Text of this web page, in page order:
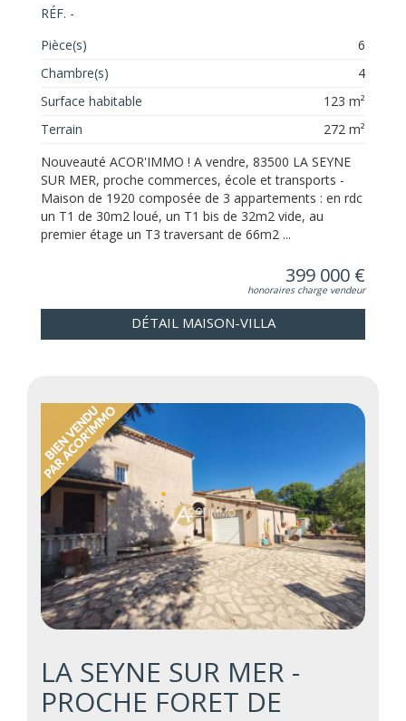
RÉF. -
Pièce(s)
6
Chambre(s)
4
Surface habitable
123 m²
Terrain
272 m²
Nouveauté ACOR'IMMO ! A vendre, 83500 LA SEYNE
SUR MER, proche commerces, école et transports -
Maison de 1920 composée de 3 appartements : en rdc
un T1 de 30m2 loué, un T1 bis de 32m2 vide, au
premier étage un T3 traversant de 66m2 ...
399 000 €
honoraires charge vendeur
DÉTAIL MAISON-VILLA
LA SEYNE SUR MER -
PROCHE FORET DE